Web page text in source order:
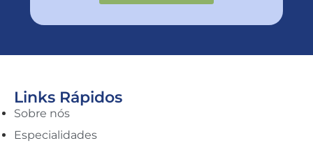
Links Rápidos
Sobre nós
Especialidades